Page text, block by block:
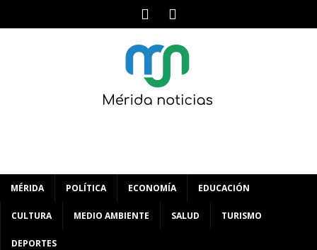
MÉRIDA POLÍTICA ECONOMÍA EDUCACIÓN
CULTURA MEDIO AMBIENTE SALUD TURISMO
DEPORTES